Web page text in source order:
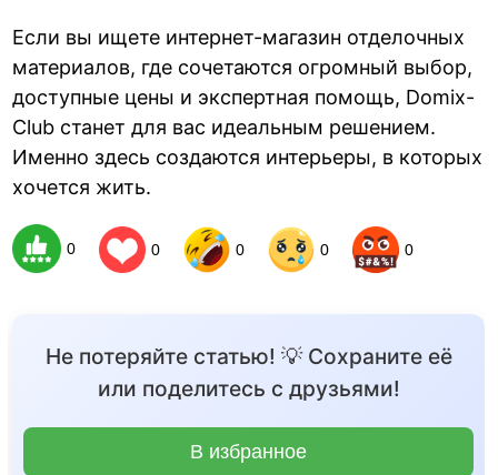
Если вы ищете интернет-магазин отделочных
материалов, где сочетаются огромный выбор,
доступные цены и экспертная помощь, Domix-
Club станет для вас идеальным решением.
Именно здесь создаются интерьеры, в которых
хочется жить.
0 0 0 0 0
Не потеряйте статью! 💡 Сохраните её
или поделитесь с друзьями!
В избранное